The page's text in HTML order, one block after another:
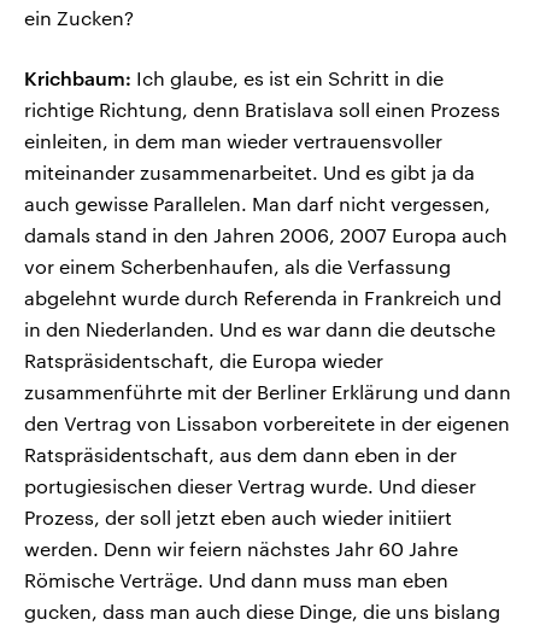
ein Zucken?
Krichbaum: Ich glaube, es ist ein Schritt in die
richtige Richtung, denn Bratislava soll einen Prozess
einleiten, in dem man wieder vertrauensvoller
miteinander zusammenarbeitet. Und es gibt ja da
auch gewisse Parallelen. Man darf nicht vergessen,
damals stand in den Jahren 2006, 2007 Europa auch
vor einem Scherbenhaufen, als die Verfassung
abgelehnt wurde durch Referenda in Frankreich und
in den Niederlanden. Und es war dann die deutsche
Ratspräsidentschaft, die Europa wieder
zusammenführte mit der Berliner Erklärung und dann
den Vertrag von Lissabon vorbereitete in der eigenen
Ratspräsidentschaft, aus dem dann eben in der
portugiesischen dieser Vertrag wurde. Und dieser
Prozess, der soll jetzt eben auch wieder initiiert
werden. Denn wir feiern nächstes Jahr 60 Jahre
Römische Verträge. Und dann muss man eben
gucken, dass man auch diese Dinge, die uns bislang